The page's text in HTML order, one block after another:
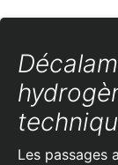
Les passages